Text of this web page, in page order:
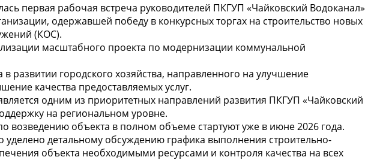
первая рабочая встреча руководителей ПКГУП «Чайковский Водоканал»
одержавшей победу в конкурсных торгах на строительство новых
(КОС).
масштабного проекта по модернизации коммунальной
развитии городского хозяйства, направленного на улучшение
качества предоставляемых услуг.
одним из приоритетных направлений развития ПКГУП «Чайковский
на региональном уровне.
возведению объекта в полном объеме стартуют уже в июне 2026 года.
детальному обсуждению графика выполнения строительно-
объекта необходимыми ресурсами и контроля качества на всех